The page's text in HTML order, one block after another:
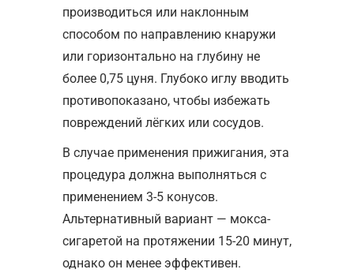
производиться или наклонным
способом по направлению кнаружи
или горизонтально на глубину не
более 0,75 цуня. Глубоко иглу вводить
противопоказано, чтобы избежать
повреждений лёгких или сосудов.
В случае применения прижигания, эта
процедура должна выполняться с
применением 3-5 конусов.
Альтернативный вариант — мокса-
сигаретой на протяжении 15-20 минут,
однако он менее эффективен.